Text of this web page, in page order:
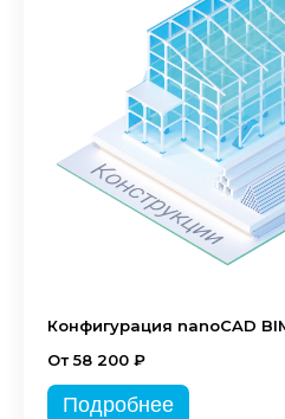
Конфигурация nanoCAD
От 58 200 ₽
Подробнее